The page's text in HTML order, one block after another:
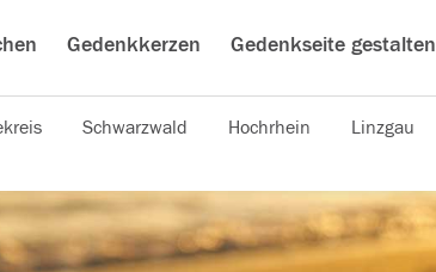
Gedenkkerzen Gedenkseite gestalten
Schwarzwald Hochrhein Linzgau